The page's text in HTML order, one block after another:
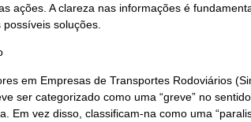
ações. A clareza nas informações é
soluções.
em Empresas de Transportes Rodoviários
ser categorizado como uma “greve” no
Em vez disso, classificam-na como uma